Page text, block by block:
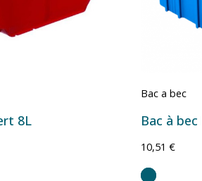
8L
Bac a bec
10,51 €